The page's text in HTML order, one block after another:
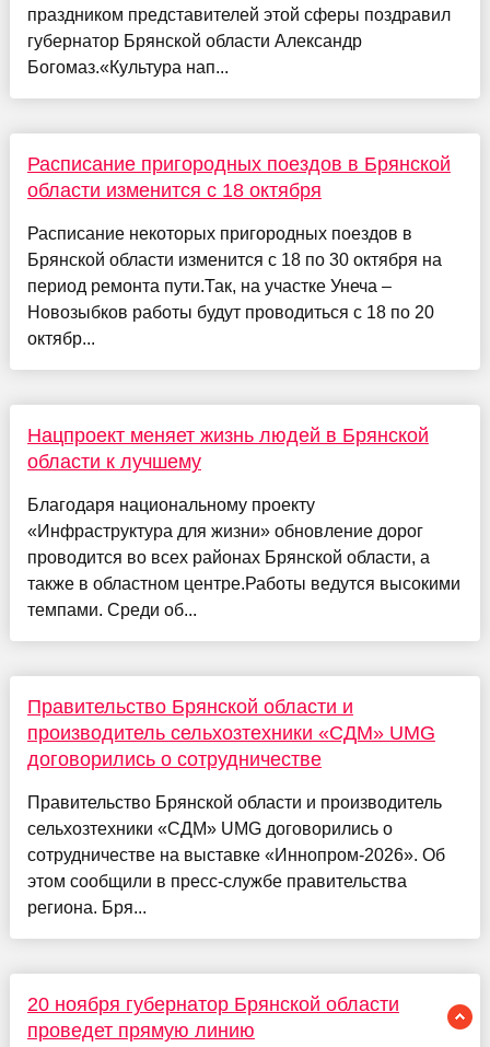
праздником представителей этой сферы поздравил
губернатор Брянской области Александр
Богомаз.«Культура нап...
Расписание пригородных поездов в Брянской
области изменится с 18 октября
Расписание некоторых пригородных поездов в
Брянской области изменится с 18 по 30 октября на
период ремонта пути.Так, на участке Унеча –
Новозыбков работы будут проводиться с 18 по 20
октябр...
Нацпроект меняет жизнь людей в Брянской
области к лучшему
Благодаря национальному проекту
«Инфраструктура для жизни» обновление дорог
проводится во всех районах Брянской области, а
также в областном центре.Работы ведутся высокими
темпами. Среди об...
Правительство Брянской области и
производитель сельхозтехники «СДМ» UMG
договорились о сотрудничестве
Правительство Брянской области и производитель
сельхозтехники «СДМ» UMG договорились о
сотрудничестве на выставке «Иннопром-2026». Об
этом сообщили в пресс-службе правительства
региона. Бря...
20 ноября губернатор Брянской области
проведет прямую линию